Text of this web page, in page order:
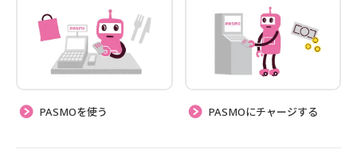
PASMOを使う PASMOにチャージする